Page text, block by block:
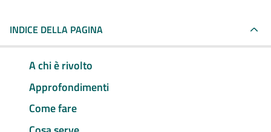
INDICE DELLA PAGINA
A chi è rivolto
Approfondimenti
Come fare